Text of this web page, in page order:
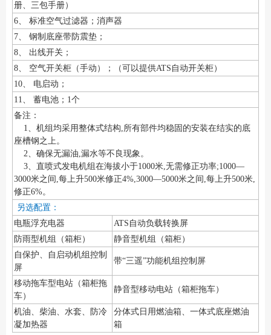
册、三包手册）
6、 标准空气过滤器；消声器
7、 钢制底座带防震垫；
8、 出线开关；
8、 空气开关柜（手动）；（可以提供ATS自动开关柜）
10、 电启动；
11、 蓄电池；1个
备注：
1、机组均采用整体式结构,所有部件均稳固的安装在结实的底
座槽钢之上。
2、确保无漏油,漏水等不良现象。
3、直喷式发电机组在海拔小于1000米,无需修正功率;1000—
3000米之间,每上升500米修正4%,3000—5000米之间,每上升500米,
修正6%。
另选配置：
电瓶浮充电器
ATS自动负载转换屏
防雨型机组（箱柜）
静音型机组（箱柜）
自保护、自启动机组控制
屏
带“三遥”功能机组控制屏
移动拖车型电站（箱柜拖
车）
静音型移动电站（箱柜拖车）
机油、柴油、水套、防冷
凝加热器
分体式日用燃油箱、一体式底座燃油
箱